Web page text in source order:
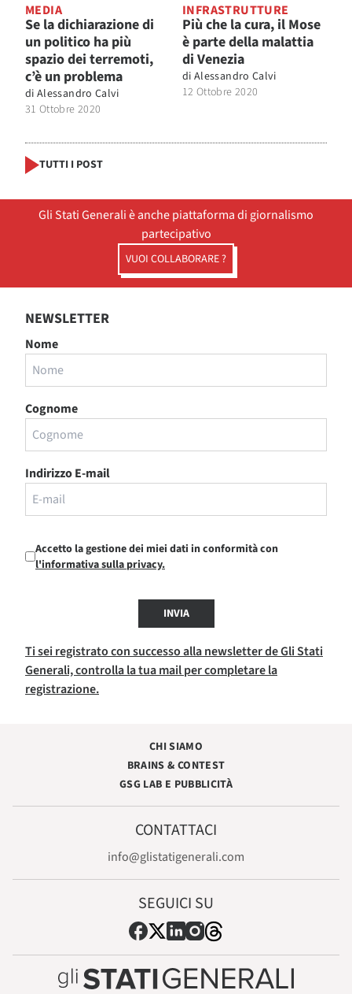
MEDIA
Se la dichiarazione di
un politico ha più
spazio dei terremoti,
c’è un problema
di Alessandro Calvi
31 Ottobre 2020
INFRASTRUTTURE
Più che la cura, il Mose
è parte della malattia
di Venezia
di Alessandro Calvi
12 Ottobre 2020
TUTTI I POST
Gli Stati Generali è anche piattaforma di giornalismo
partecipativo
VUOI COLLABORARE ?
NEWSLETTER
Nome
Cognome
Indirizzo E-mail
Accetto la gestione dei miei dati in conformità con
l'informativa sulla privacy.
INVIA
Ti sei registrato con successo alla newsletter de Gli Stati
Generali, controlla la tua mail per completare la
registrazione.
CHI SIAMO
BRAINS & CONTEST
GSG LAB E PUBBLICITÀ
CONTATTACI
info@glistatigenerali.com
SEGUICI SU